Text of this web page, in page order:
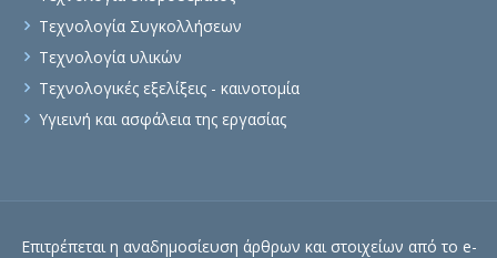
Τεχνολογία Συγκολλήσεων
Τεχνολογία υλικών
Τεχνολογικές εξελίξεις - καινοτομία
Υγιεινή και ασφάλεια της εργασίας
Επιτρέπεται η αναδημοσίευση άρθρων και στοιχείων από το e-